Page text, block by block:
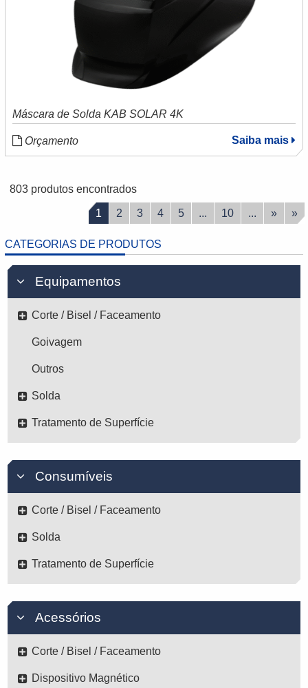
CATEGORIAS DE PRODUTOS
Equipamentos
Corte / Bisel / Faceamento
Goivagem
Outros
Solda
Tratamento de Superfície
Consumíveis
Corte / Bisel / Faceamento
Solda
Tratamento de Superfície
Acessórios
Corte / Bisel / Faceamento
Dispositivo Magnético
Máscara de Solda KAB SOLAR 4K
Orçamento Saiba mais
803 produtos encontrados
1 2 3 4 5 ... 10 ... » »